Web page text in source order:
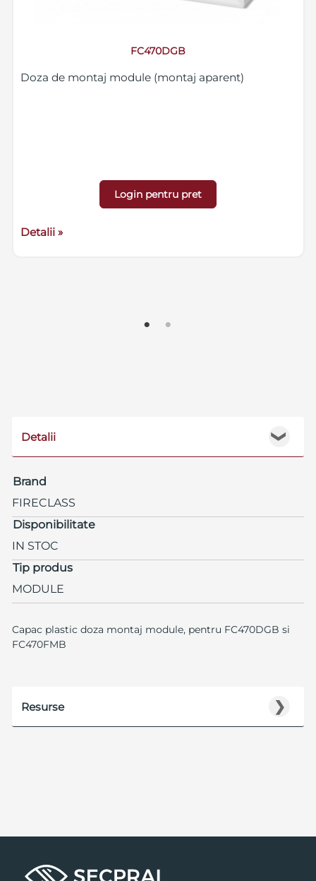
FC470DGB
Doza de montaj module (montaj aparent)
Login pentru pret
Detalii »
❯
Detalii
Brand
FIRECLASS
Disponibilitate
IN STOC
Tip produs
MODULE
Capac plastic doza montaj module, pentru FC470DGB si
FC470FMB
❯
Resurse